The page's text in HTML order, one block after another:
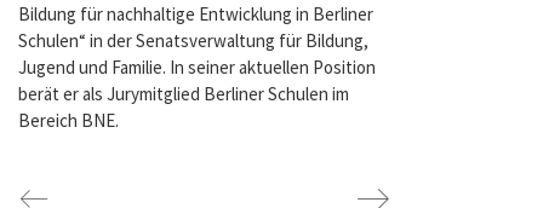
Bildung für nachhaltige Entwicklung in Berliner
Schulen“ in der Senatsverwaltung für Bildung,
Jugend und Familie. In seiner aktuellen Position
berät er als Jurymitglied Berliner Schulen im
Bereich BNE.